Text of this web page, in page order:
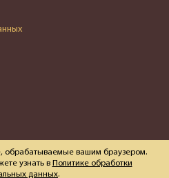
обрабатываемые вашим браузером.
узнать в Политике обработки
данных.